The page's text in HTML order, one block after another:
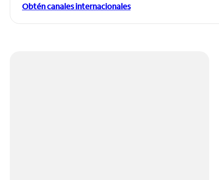
Obtén canales internacionales